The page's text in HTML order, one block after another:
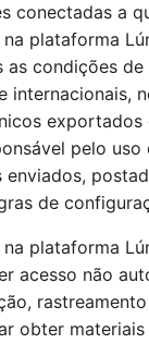
conectadas a
plataforma
as condições
internacionais,
exportados
pelo
enviados,
de
plataforma
acesso não
obter materiais